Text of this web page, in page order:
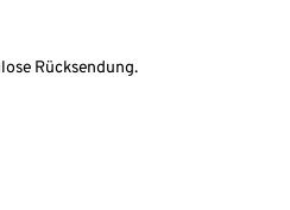
Rücksendung.